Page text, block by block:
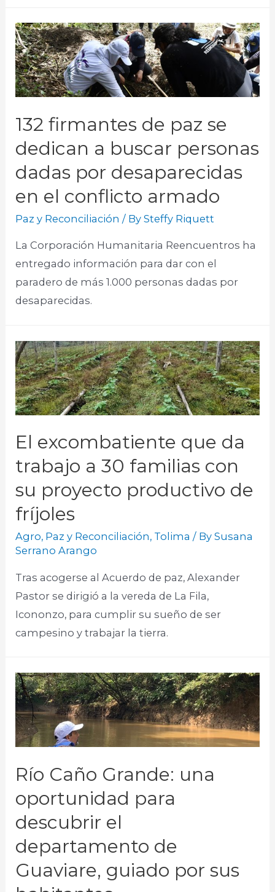
132 firmantes de paz se
dedican a buscar personas
dadas por desaparecidas
en el conflicto armado
Paz y Reconciliación / BySteffy Riquett
La Corporación Humanitaria Reencuentros ha
entregado información para dar con el
paradero de más 1.000 personas dadas por
desaparecidas.
El excombatiente que da
trabajo a 30 familias con
su proyecto productivo de
fríjoles
Agro, Paz y Reconciliación, Tolima / BySusana
Serrano Arango
Tras acogerse al Acuerdo de paz, Alexander
Pastor se dirigió a la vereda de La Fila,
Icononzo, para cumplir su sueño de ser
campesino y trabajar la tierra.​
Río Caño Grande: una
oportunidad para
descubrir el
departamento de
Guaviare, guiado por sus